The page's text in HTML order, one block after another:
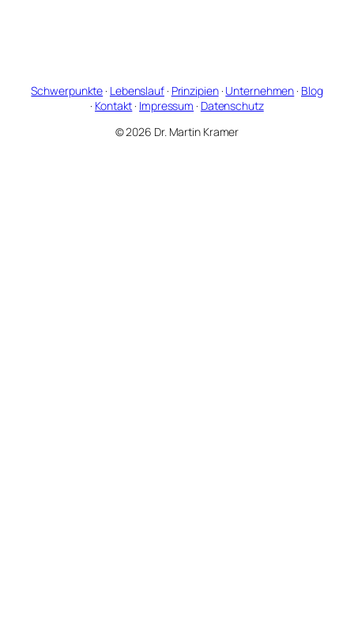
Schwerpunkte · Lebenslauf· Prinzipien· Unternehmen · Blog
· Kontakt · Impressum · Datenschutz
© 2026 Dr. Martin Kramer